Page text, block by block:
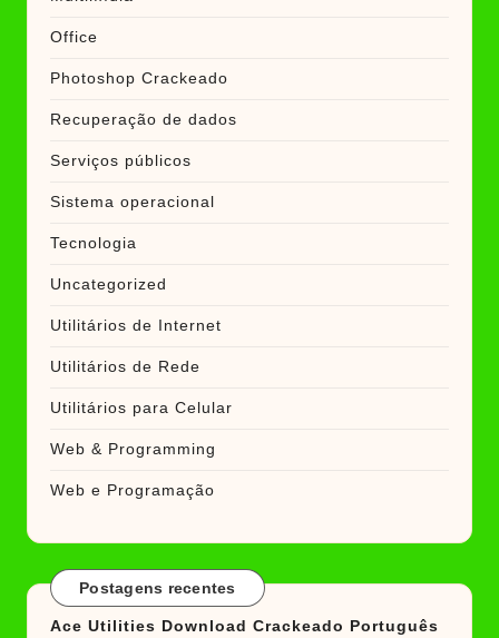
Office
Photoshop Crackeado
Recuperação de dados
Serviços públicos
Sistema operacional
Tecnologia
Uncategorized
Utilitários de Internet
Utilitários de Rede
Utilitários para Celular
Web & Programming
Web e Programação
Postagens recentes
Ace Utilities Download Crackeado Português